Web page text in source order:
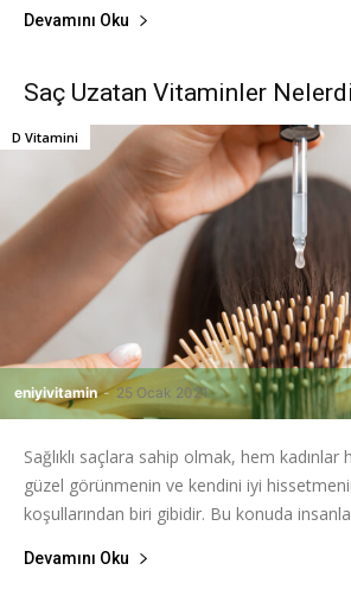
Devamını Oku
Saç Uzatan Vitaminler
eniyivitamin - 25 Ocak 2021
D Vitamini
Sağlıklı saçlara sahip olmak, hem
güzel görünmenin ve kendini iyi
koşullarından biri gibidir. Bu konuda
Devamını Oku